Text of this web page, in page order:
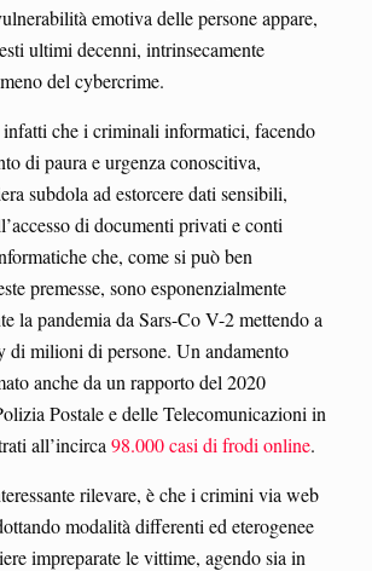
emotiva delle persone appare,
ultimi decenni, intrinsecamente
del cybercrime.
infatti che i criminali informatici, facendo
di paura e urgenza conoscitiva,
subdola ad estorcere dati sensibili,
di documenti privati e conti
che, come si può ben
premesse, sono esponenzialmente
la pandemia da Sars-Co V-2 mettendo a
di milioni di persone. Un andamento
anche da un rapporto del 2020
Postale e delle Telecomunicazioni in
all’incirca 98.000 casi di frodi online.
rilevare, è che i crimini via web
modalità differenti ed eterogenee
impreparate le vittime, agendo sia in